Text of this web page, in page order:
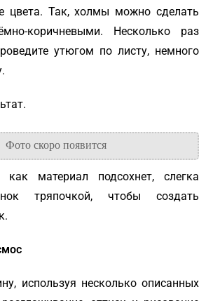
цвета. Так, холмы можно сделать
коричневыми. Несколько раз
утюгом по листу, немного
материал подсохнет, слегка
тряпочкой, чтобы создать
используя несколько описанных